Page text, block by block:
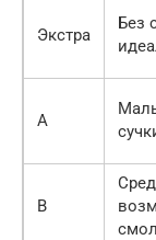
Экстра
Без
А
В